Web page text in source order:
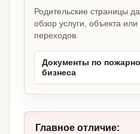
Родительские страницы
обзор услуги, объекта
переходов.
Документы по
бизнеса
Главное отличие: